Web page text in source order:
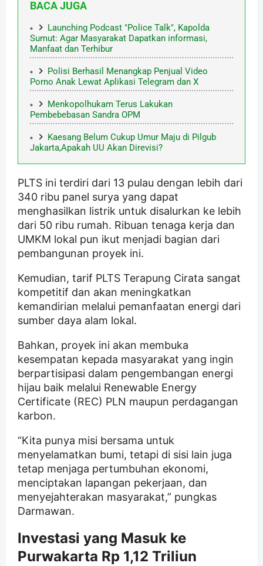
BACA JUGA
Launching Podcast "Police Talk", Kapolda
Sumut: Agar Masyarakat Dapatkan informasi,
Manfaat dan Terhibur
Polisi Berhasil Menangkap Penjual Video
Porno Anak Lewat Aplikasi Telegram dan X
Menkopolhukam Terus Lakukan
Pembebebasan Sandra OPM
Kaesang Belum Cukup Umur Maju di Pilgub
Jakarta,Apakah UU Akan Direvisi?
PLTS ini terdiri dari 13 pulau dengan lebih dari
340 ribu panel surya yang dapat
menghasilkan listrik untuk disalurkan ke lebih
dari 50 ribu rumah. Ribuan tenaga kerja dan
UMKM lokal pun ikut menjadi bagian dari
pembangunan proyek ini.
Kemudian, tarif PLTS Terapung Cirata sangat
kompetitif dan akan meningkatkan
kemandirian melalui pemanfaatan energi dari
sumber daya alam lokal.
Bahkan, proyek ini akan membuka
kesempatan kepada masyarakat yang ingin
berpartisipasi dalam pengembangan energi
hijau baik melalui Renewable Energy
Certificate (REC) PLN maupun perdagangan
karbon.
“Kita punya misi bersama untuk
menyelamatkan bumi, tetapi di sisi lain juga
tetap menjaga pertumbuhan ekonomi,
menciptakan lapangan pekerjaan, dan
menyejahterakan masyarakat,” pungkas
Darmawan.
Investasi yang Masuk ke
Purwakarta Rp 1,12 Triliun